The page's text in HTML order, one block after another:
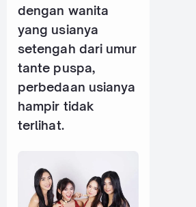
dengan wanita
yang usianya
setengah dari umur
tante puspa,
perbedaan usianya
hampir tidak
terlihat.